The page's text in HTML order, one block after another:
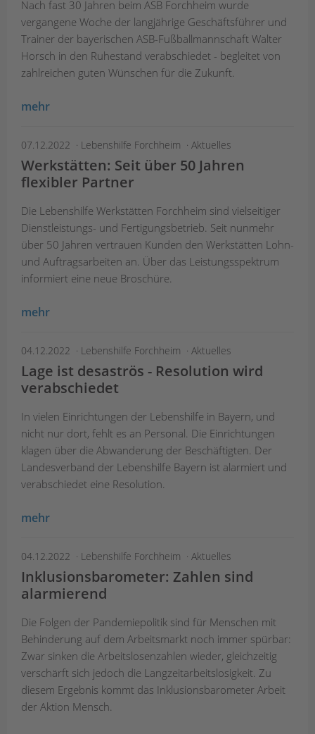
Nach fast 30 Jahren beim ASB Forchheim wurde
vergangene Woche der langjährige Geschäftsführer und
Trainer der bayerischen ASB-Fußballmannschaft Walter
Horsch in den Ruhestand verabschiedet - begleitet von
zahlreichen guten Wünschen für die Zukunft.
mehr
07.12.2022 Lebenshilfe Forchheim Aktuelles
Werkstätten: Seit über 50 Jahren
flexibler Partner
Die Lebenshilfe Werkstätten Forchheim sind vielseitiger
Dienstleistungs- und Fertigungsbetrieb. Seit nunmehr
über 50 Jahren vertrauen Kunden den Werkstätten Lohn-
und Auftragsarbeiten an. Über das Leistungsspektrum
informiert eine neue Broschüre.
mehr
04.12.2022 Lebenshilfe Forchheim Aktuelles
Lage ist desaströs - Resolution wird
verabschiedet
In vielen Einrichtungen der Lebenshilfe in Bayern, und
nicht nur dort, fehlt es an Personal. Die Einrichtungen
klagen über die Abwanderung der Beschäftigten. Der
Landesverband der Lebenshilfe Bayern ist alarmiert und
verabschiedet eine Resolution.
mehr
04.12.2022 Lebenshilfe Forchheim Aktuelles
Inklusionsbarometer: Zahlen sind
alarmierend
Die Folgen der Pandemiepolitik sind für Menschen mit
Behinderung auf dem Arbeitsmarkt noch immer spürbar:
Zwar sinken die Arbeitslosenzahlen wieder, gleichzeitig
verschärft sich jedoch die Langzeitarbeitslosigkeit. Zu
diesem Ergebnis kommt das Inklusionsbarometer Arbeit
der Aktion Mensch.